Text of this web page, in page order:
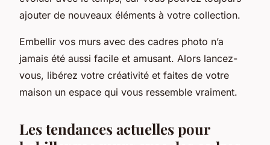
ajouter de nouveaux éléments à votre collection.
Embellir vos murs avec des cadres photo n’a
jamais été aussi facile et amusant. Alors lancez-
vous, libérez votre créativité et faites de votre
maison un espace qui vous ressemble vraiment.
Les tendances actuelles pour